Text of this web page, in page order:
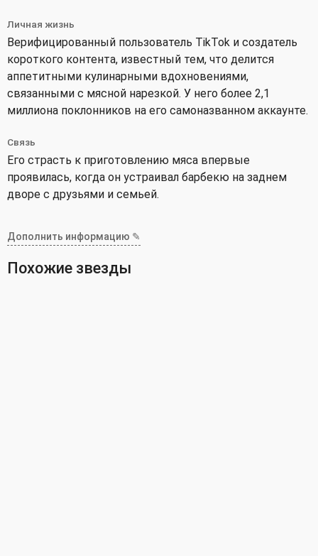
Личная жизнь
Верифицированный пользователь TikTok и создатель
короткого контента, известный тем, что делится
аппетитными кулинарными вдохновениями,
связанными с мясной нарезкой. У него более 2,1
миллиона поклонников на его самоназванном аккаунте.
Связь
Его страсть к приготовлению мяса впервые
проявилась, когда он устраивал барбекю на заднем
дворе с друзьями и семьей.
Дополнить информацию ✎
Похожие звезды